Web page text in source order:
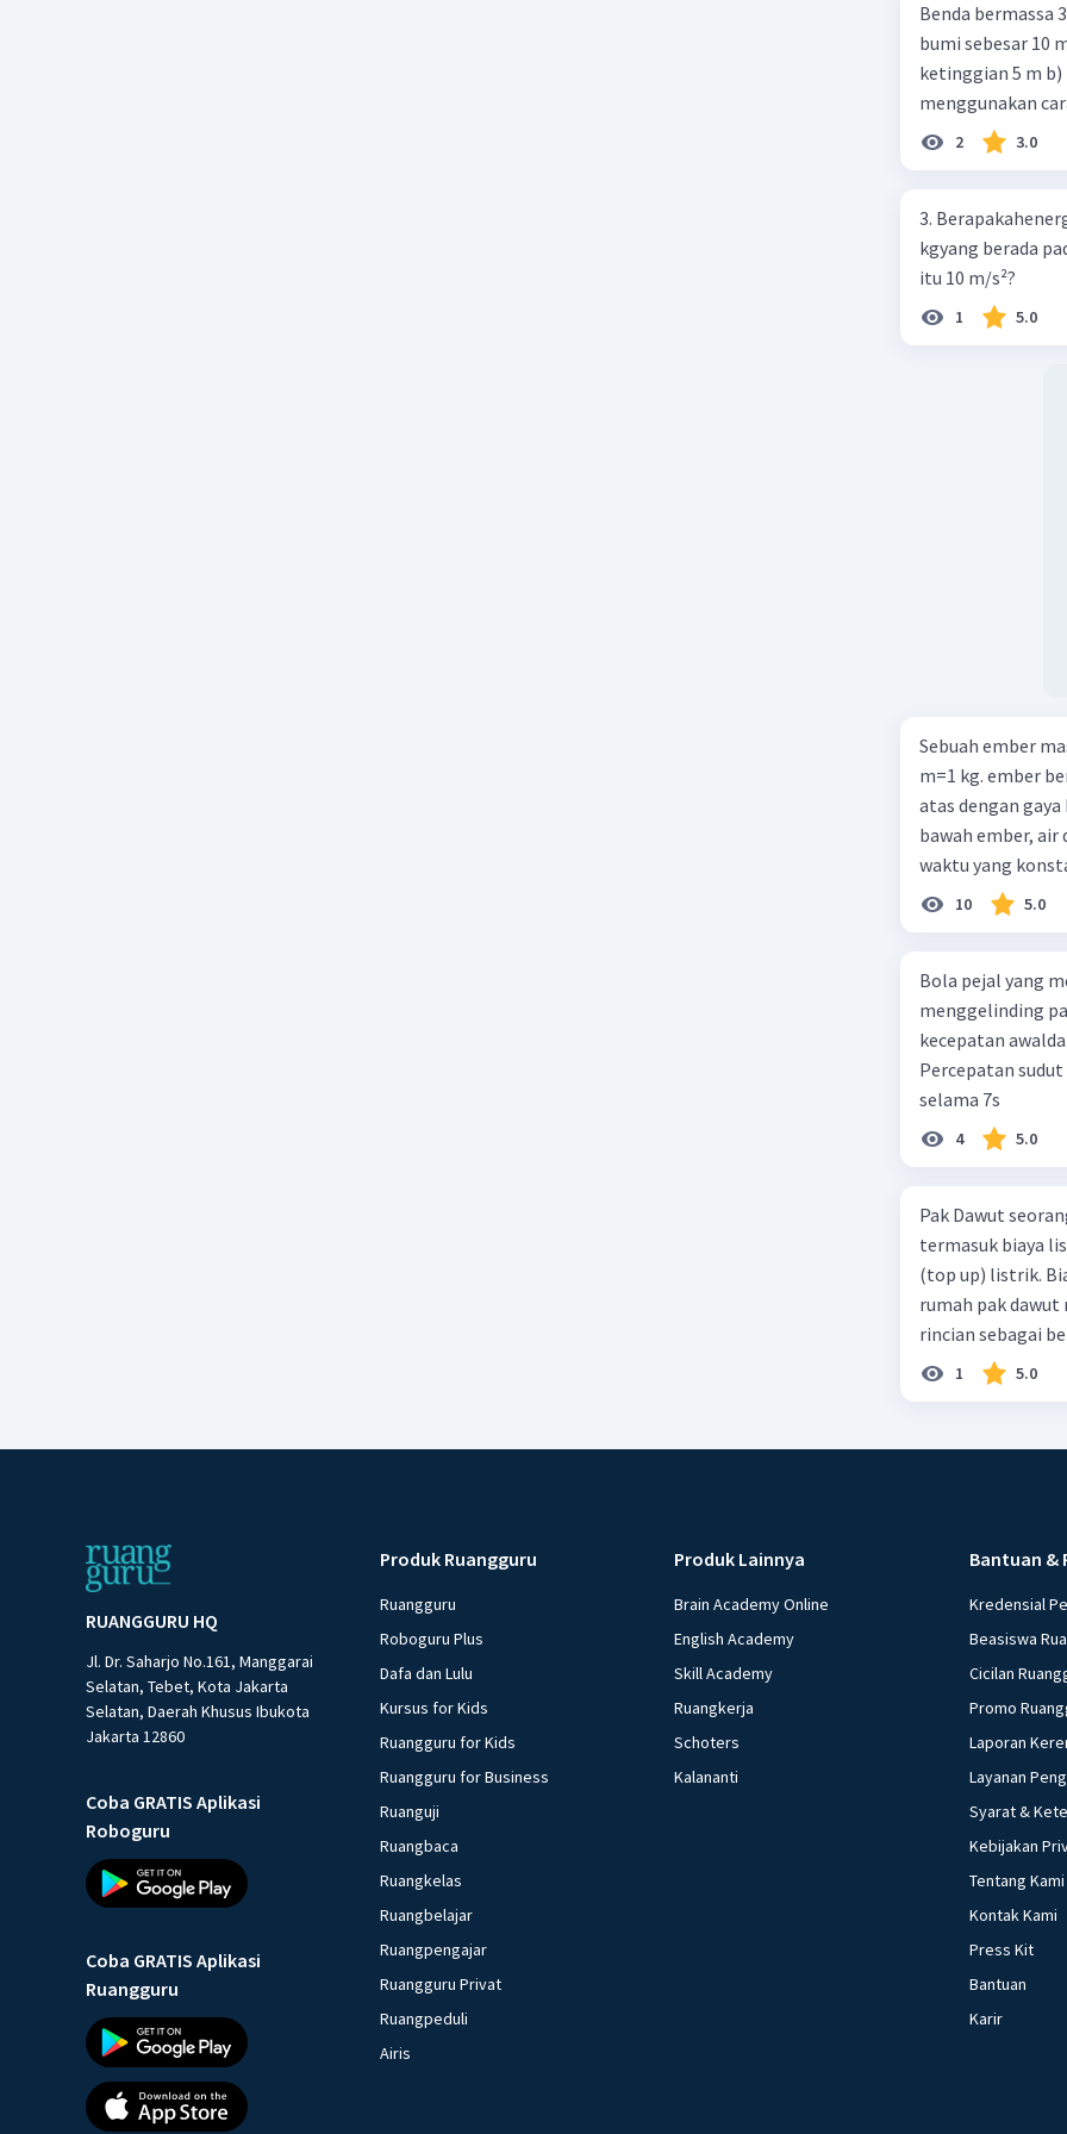
Ek =
*note 1/
Bisa kita
Jadi
Benda bermassa
bumi sebesar 10 m/s. Tentukan a)
ketinggian 5 m b)
menggunakan
2 3.0
3.
kgyang berada
itu 10 m/s²?
1 5.0
Sebuah ember
m=1 kg. ember
atas dengan
bawah ember,
waktu yang
Saat waktu T-3
waktu
10 5.0
Bola pejal yang
menggelinding
kecepatan
Percepatan
selama 7s
4 5.0
Pak Dawut
termasuk biaya
(top up) listrik.
rumah pak
rincian sebagai
dengan
pemakaian 2
daya 250 watt
perlu
jawaban)
1 5.0
RUANGGURU HQ
Jl. Dr. Saharjo No.161, Manggarai
Selatan, Tebet, Kota Jakarta
Selatan, Daerah Khusus Ibukota
Jakarta 12860
Coba GRATIS Aplikasi
Roboguru
Coba GRATIS Aplikasi
Ruangguru
Produk Ruangguru
Ruangguru
Roboguru Plus
Dafa dan Lulu
Kursus for Kids
Ruangguru for Kids
Ruangguru for Business
Ruanguji
Ruangbaca
Ruangkelas
Ruangbelajar
Ruangpengajar
Ruangguru Privat
Ruangpeduli
Airis
Produk Lainnya
Brain Academy Online
English Academy
Skill Academy
Ruangkerja
Schoters
Kalananti
Bantuan &
Kredensial
Beasiswa
Cicilan
Promo
Laporan
Layanan
Syarat &
Kebijakan
Tentang Kami
Kontak Kami
Press Kit
Bantuan
Karir